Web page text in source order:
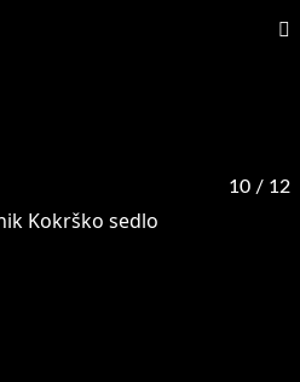
10 / 12